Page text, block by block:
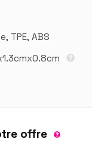
TPE, ABS
offre